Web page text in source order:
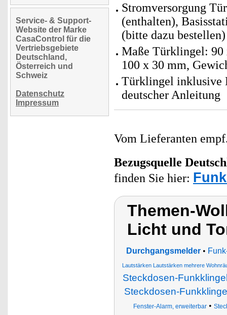
Service- & Support-
Website der Marke
CasaControl für die
Vertriebsgebiete
Deutschland,
Österreich und
Schweiz
Datenschutz
Impressum
Stromversorgung
(enthalten),
(bitte dazu bestellen)
Maße Türklingel: 90
100 x 30 mm,
Türklingel inklusive
deutscher Anleitung
Vom Lieferanten
Bezugsquelle
finden Sie hier:
Themen-
Licht und
Durchgangsmelder •
Lautstärken Lautstärken mehrere
Steckdosen-
Steckdosen-
Fenster-Alarm, erweiterbar •